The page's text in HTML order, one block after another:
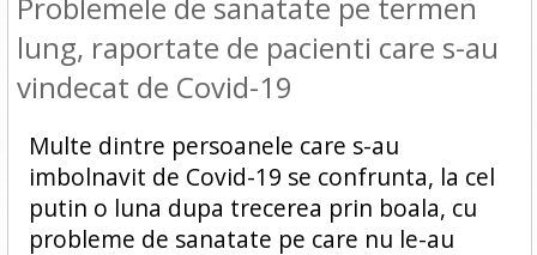
lung, raportate de pacienti care s-au
vindecat de Covid-19
Multe dintre persoanele care s-au
imbolnavit de Covid-19 se confrunta, la cel
putin o luna dupa trecerea prin boala, cu
probleme de sanatate pe care nu le-au